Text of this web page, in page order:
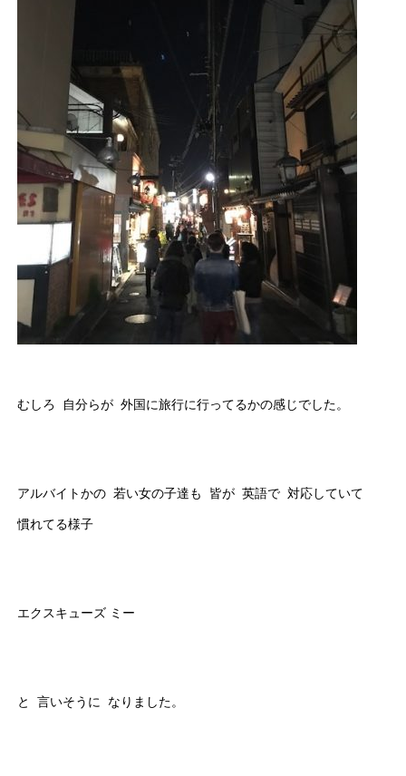
むしろ 自分らが 外国に旅行に行ってるかの感じでした。
アルバイトかの 若い女の子達も 皆が 英語で 対応していて
慣れてる様子
エクスキューズ ミー
と 言いそうに なりました。